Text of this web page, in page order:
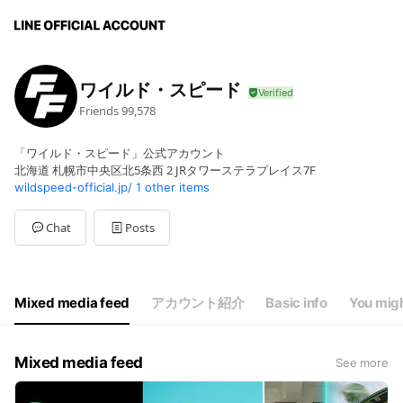
ワイルド・スピード
Friends99,578
「ワイルド・スピード」公式アカウント
北海道 札幌市中央区北5条西 2 JRタワーステラプレイス7F
wildspeed-official.jp/ 1 other items
Chat Posts
Mixed media feed アカウント紹介 Basic info You
Mixed media feed See more